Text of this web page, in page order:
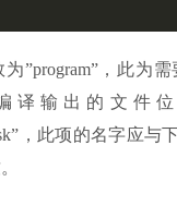
”program”，此为
译输出的文件
，此项的名字应与